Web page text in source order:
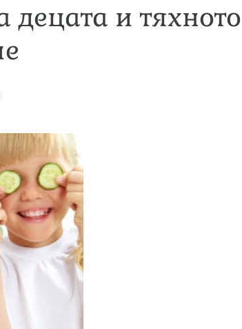
децата и тяхното